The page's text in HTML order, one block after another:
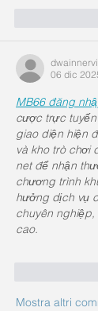
06 dic
MB66 đăng
cược trực
giao diện hiện
và kho trò chơi
net để nhận
chương trình
hưởng dịch vụ
chuyên
cao.
Mostra altri